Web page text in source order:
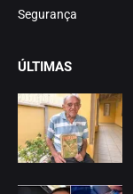
Segurança
ÚLTIMAS